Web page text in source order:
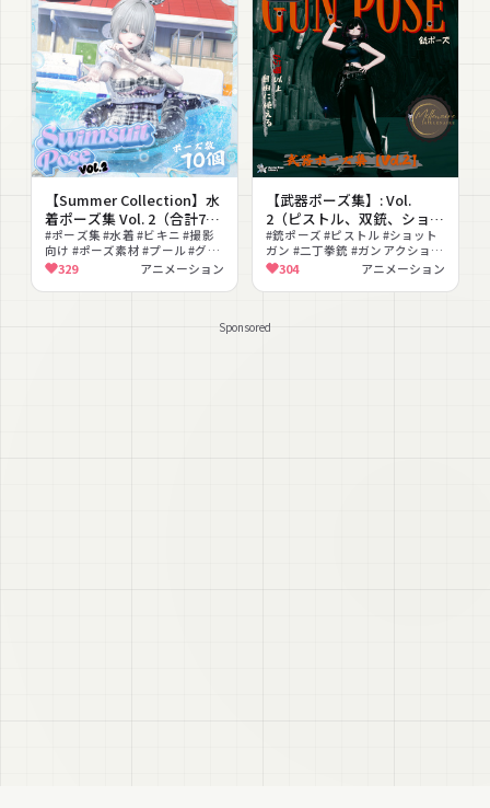
【Summer Collection】水
着ポーズ集 Vol. 2（合計70
個）
#ポーズ集 #水着 #ビキニ #撮影
向け #ポーズ素材 #プール #グラ
ビア #女性向け #かわいい #アニ
329 アニメーション
【武器ポーズ集】: Vol.
2（ピストル、双銃、ショッ
トガン専用）【合計65個以
上】
#銃ポーズ #ピストル #ショット
ガン #二丁拳銃 #ガンアクション
#ポーズ #撮影向け #アニメーシ
304 アニメーション
Sponsored